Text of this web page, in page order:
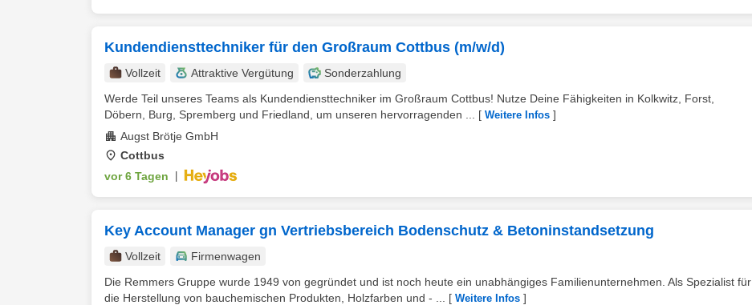
Kundendiensttechniker für den Großraum Cottbus (m/w/d)
Vollzeit Attraktive Vergütung
Sonderzahlung
Werde Teil unseres Teams als Kundendiensttechniker im Großraum Cottbus! Nutze Deine Fähigkeiten in Kolkwitz, Forst,
Döbern, Burg, Spremberg und Friedland, um unseren hervorragenden ...
[ Weitere Infos ]
Augst Brötje GmbH
Cottbus
vor 6 Tagen
Key Account Manager gn Vertriebsbereich Bodenschutz & Betoninstandsetzung
Vollzeit
Firmenwagen
Die Remmers Gruppe wurde 1949 von gegründet und ist noch heute ein unabhängiges Familienunternehmen. Als Spezialist für
die Herstellung von bauchemischen Produkten, Holzfarben und - ...
[ Weitere Infos ]